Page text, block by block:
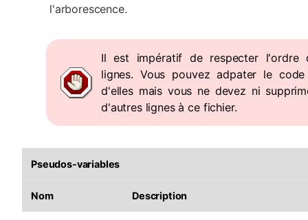
l'arborescence.
Il est impératif de respecter l'ordre
lignes. Vous pouvez adpater le
d'elles mais vous ne devez ni
d'autres lignes à ce fichier.
Pseudos-variables
Nom Description